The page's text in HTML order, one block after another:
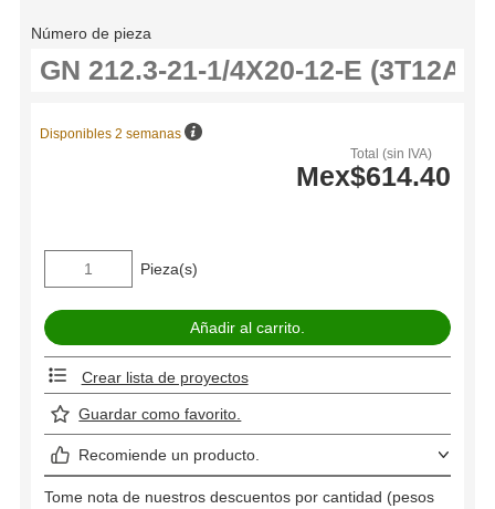
Número de pieza
Total (sin IVA)
Mex$614.40
Disponibles 2 semanas
Pieza(s)
Crear lista de proyectos
Guardar como favorito.
Recomiende un producto.
Tome nota de nuestros descuentos por cantidad (pesos